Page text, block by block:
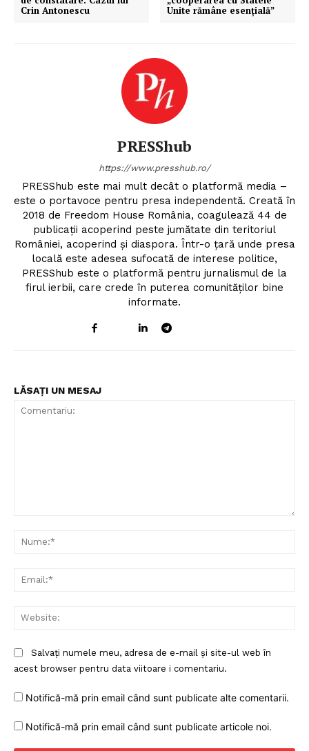
Crin Antonescu
Unite rămâne esențială”
PRESShub
https://www.presshub.ro/
PRESShub este mai mult decât o platformă media –
este o portavoce pentru presa independentă. Creată în
2018 de Freedom House România, coagulează 44 de
publicații acoperind peste jumătate din teritoriul
României, acoperind și diaspora. Într-o țară unde presa
locală este adesea sufocată de interese politice,
PRESShub este o platformă pentru jurnalismul de la
firul ierbii, care crede în puterea comunităților bine
informate.
LĂSAȚI UN MESAJ
Salvați numele meu, adresa de e-mail și site-ul web în
acest browser pentru data viitoare i comentariu.
Notifică-mă prin email când sunt publicate alte comentarii.
Notifică-mă prin email când sunt publicate articole noi.